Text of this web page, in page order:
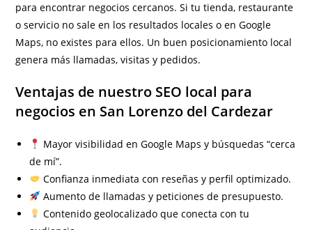
para encontrar negocios cercanos. Si tu tienda, restaurante
o servicio no sale en los resultados locales o en Google
Maps, no existes para ellos. Un buen posicionamiento local
genera más llamadas, visitas y pedidos.
Ventajas de nuestro SEO local para
negocios en San Lorenzo del Cardezar
Mayor visibilidad en Google Maps y búsquedas “cerca
de mí”.
Confianza inmediata con reseñas y perfil optimizado.
Aumento de llamadas y peticiones de presupuesto.
Contenido geolocalizado que conecta con tu